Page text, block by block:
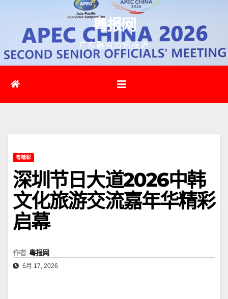
容
粤报网
广东融合资讯报道
粤精彩
深圳节日大道2026中韩
文化旅游交流嘉年华精彩
启幕
作者 粤报网
6月 17, 2026